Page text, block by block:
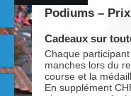
Podiums –
Cadeaux sur
Chaque
manches lors du
course et la
En supplément